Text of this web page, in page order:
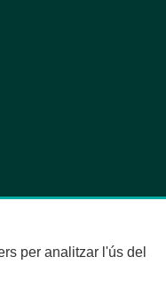
per analitzar l'ús del